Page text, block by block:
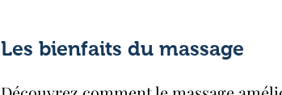
Les bienfaits du massage